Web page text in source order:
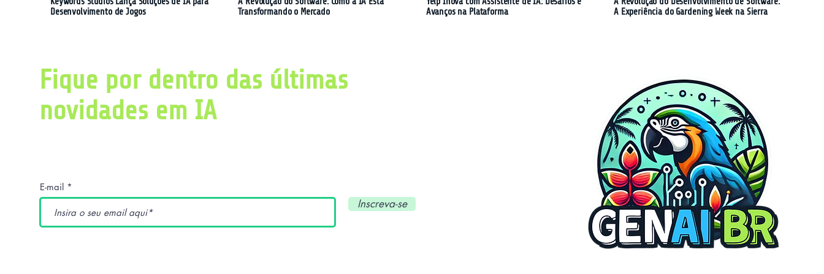
Desenvolvimento de Jogos
Transformando o Mercado
Avanços na Plataforma
A Experiência do Gardening Week na Sierra
Fique por dentro das últimas
novidades em IA
E-mail
Inscreva-se